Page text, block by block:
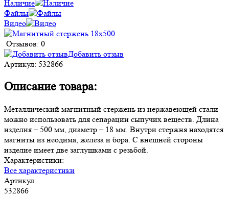
Наличие
Файлы
Видео
Отзывов: 0
Добавить отзыв
Артикул: 532866
Описание товара:
Металлический магнитный стержень из нержавеющей стали
можно использовать для сепарации сыпучих веществ. Длина
изделия – 500 мм, диаметр – 18 мм. Внутри стержня находятся
магниты из неодима, железа и бора. С внешней стороны
изделие имеет две заглушками с резьбой.
Характеристики:
Все характеристики
Артикул
532866